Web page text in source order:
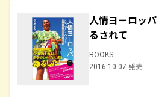
人情ヨーロッ
るされて
BOOKS
2016.10.07 発売